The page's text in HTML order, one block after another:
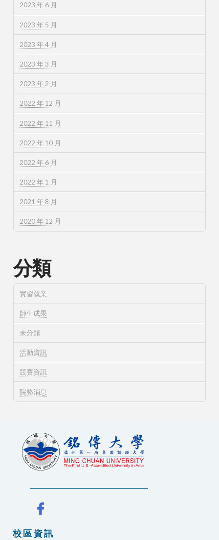
2023 年 6 月
2023 年 5 月
2023 年 4 月
2023 年 3 月
2023 年 2 月
2022 年 12 月
2022 年 11 月
2022 年 10 月
2022 年 6 月
2022 年 1 月
2021 年 8 月
2020 年 12 月
分類
實習就業
師生成果
未分類
活動資訊
競賽資訊
院務消息
校區資訊